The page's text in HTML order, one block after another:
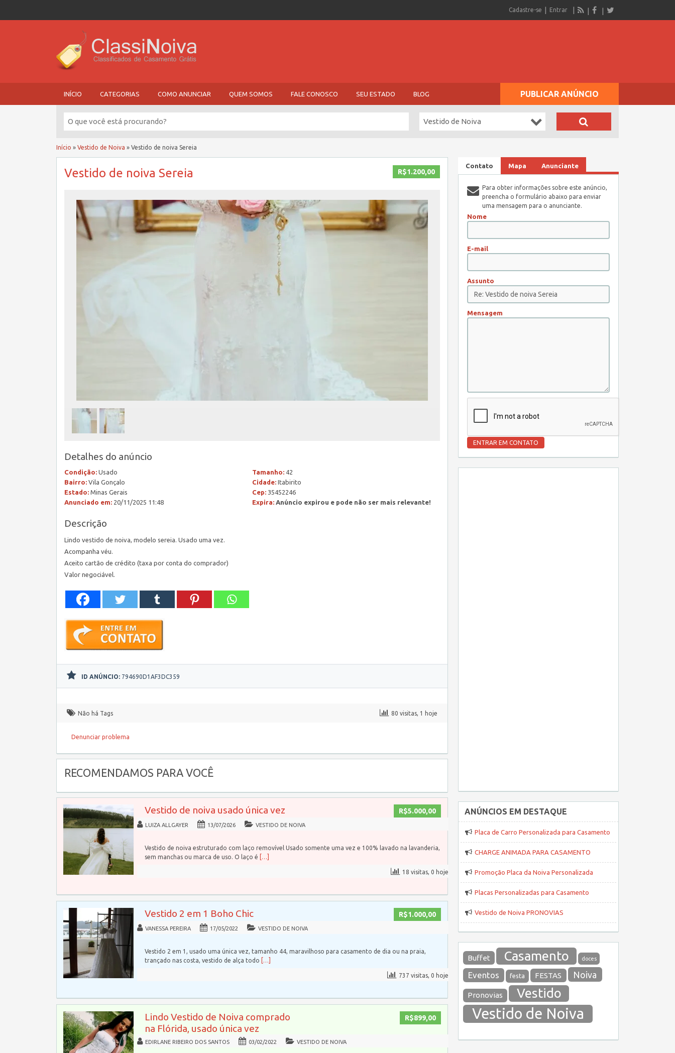
Cadastre-se Entrar
INÍCIO CATEGORIAS COMO ANUNCIAR QUEM SOMOS FALE CONOSCO SEU ESTADO BLOG PUBLICAR ANÚNCIO
Vestido de Noiva
Início » Vestido de Noiva » Vestido de noiva Sereia
R$1.200,00
Vestido de noiva Sereia
Detalhes do anúncio
Condição: Usado Tamanho: 42
Bairro: Vila Gonçalo Cidade: Itabirito
Estado: Minas Gerais Cep: 35452246
Anunciado em: 20/11/2025 11:48 Expira: Anúncio expirou e pode não ser mais relevante!
Descrição
Lindo vestido de noiva, modelo sereia. Usado uma vez.
Acompanha véu.
Aceito cartão de crédito (taxa por conta do comprador)
Valor negociável.
ID ANÚNCIO: 794690D1AF3DC359
Não há Tags 80 visitas, 1 hoje
Denunciar problema
RECOMENDAMOS PARA VOCÊ
R$5.000,00
Vestido de noiva usado única vez
LUIZA ALLGAYER 13/07/2026 VESTIDO DE NOIVA
Vestido de noiva estruturado com laço removível Usado somente uma vez e 100% lavado na lavanderia,
sem manchas ou marca de uso. O laço é […]
18 visitas, 0 hoje
R$1.000,00
Vestido 2 em 1 Boho Chic
VANESSA PEREIRA 17/05/2022 VESTIDO DE NOIVA
Vestido 2 em 1, usado uma única vez, tamanho 44, maravilhoso para casamento de dia ou na praia,
trançado nas costa, vestido de alça todo […]
737 visitas, 0 hoje
R$899,00
Lindo Vestido de Noiva comprado
na Flórida, usado única vez
EDIRLANE RIBEIRO DOS SANTOS 03/02/2022 VESTIDO DE NOIVA
Contato Mapa Anunciante
Para obter informações sobre este anúncio,
preencha o formulário abaixo para enviar
uma mensagem para o anunciante.
Nome
E-mail
Assunto
Mensagem
ANÚNCIOS EM DESTAQUE
Placa de Carro Personalizada para Casamento
CHARGE ANIMADA PARA CASAMENTO
Promoção Placa da Noiva Personalizada
Placas Personalizadas para Casamento
Vestido de Noiva PRONOVIAS
Buffet Casamento doces
Eventos festa FESTAS Noiva
Pronovias Vestido
Vestido de Noiva